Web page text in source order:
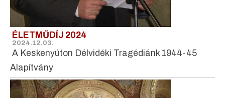
ÉLETMŰDÍJ 2024
2024.12.03.
A Keskenyúton Délvidéki Tragédiánk 1944-45
Alapítvány